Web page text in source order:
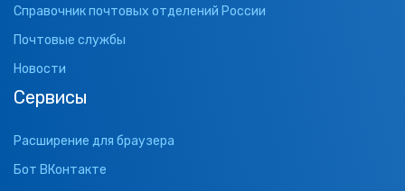
Справочник почтовых отделений России
Почтовые службы
Новости
Сервисы
Расширение для браузера
Бот ВКонтакте